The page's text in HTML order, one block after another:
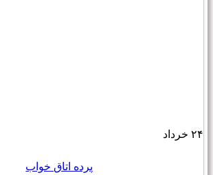
۲۴ خرداد
پرده اتاق خواب